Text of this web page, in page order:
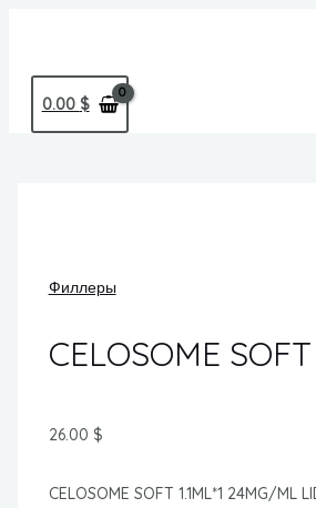
содержимому
0.00 $
Филлеры
CELOSOME SOFT
26.00 $
CELOSOME SOFT 1.1ML*1 24MG/ML